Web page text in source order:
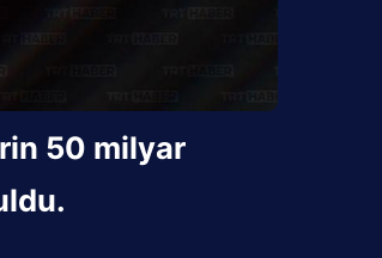
50 milyar